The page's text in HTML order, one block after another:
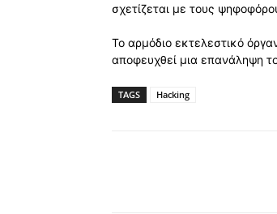
σχετίζεται με τους
Το αρμόδιο εκτελεστικό
αποφευχθεί μια επανάληψη
TAGS Hacking